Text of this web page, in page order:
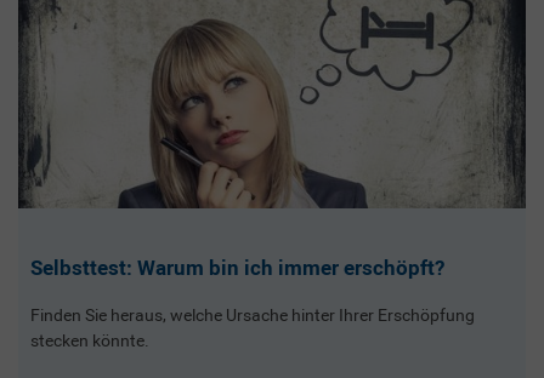
Selbsttest: Warum bin ich immer erschöpft?
Finden Sie heraus, welche Ursache hinter Ihrer Erschöpfung
stecken könnte.